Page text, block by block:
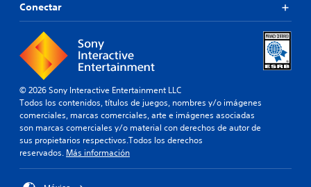
Conectar
© 2026 Sony Interactive Entertainment LLC
Todos los contenidos, títulos de juegos, nombres y/o imágenes
comerciales, marcas comerciales, arte e imágenes asociadas
son marcas comerciales y/o material con derechos de autor de
sus propietarios respectivos.Todos los derechos
reservados. Más información